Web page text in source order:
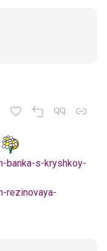
banka-s-kryshkoy-
rezinovaya-